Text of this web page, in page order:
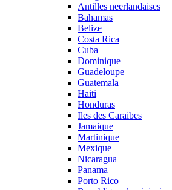
Antilles neerlandaises
Bahamas
Belize
Costa Rica
Cuba
Dominique
Guadeloupe
Guatemala
Haiti
Honduras
Iles des Caraibes
Jamaique
Martinique
Mexique
Nicaragua
Panama
Porto Rico